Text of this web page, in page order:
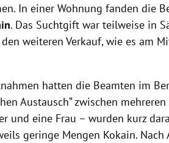
In einer Wohnung fanden die
. Das Suchtgift war teilweise in
weiteren Verkauf, wie es am
hatten die Beamten im
Austausch“ zwischen
und eine Frau – wurden kurz
geringe Mengen Kokain.